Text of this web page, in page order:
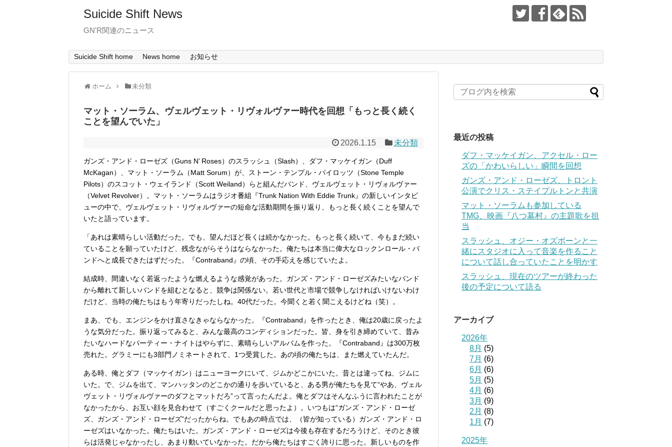
Suicide Shift News
GN'R関連のニュース
Suicide Shift home News home お知らせ
ホーム 未分類
マット・ソーラム、ヴェルヴェット・リヴォルヴァー時代を回想「もっと長く続く
ことを望んでいた」
2026.1.15 未分類
ガンズ・アンド・ローゼズ（Guns N’ Roses）のスラッシュ（Slash）、ダフ・マッケイガン（Duff
McKagan）、マット・ソーラム（Matt Sorum）が、ストーン・テンプル・パイロッツ（Stone Temple
Pilots）のスコット・ウェイランド（Scott Weiland）らと組んだバンド、ヴェルヴェット・リヴォルヴァー
（Velvet Revolver）。マット・ソーラムはラジオ番組『Trunk Nation With Eddie Trunk』の新しいインタビ
ューの中で、ヴェルヴェット・リヴォルヴァーの短命な活動期間を振り返り、もっと長く続くことを望んで
いたと語っています。
「あれは素晴らしい活動だった。でも、望んだほど長くは続かなかった。もっと長く続いて、今もまだ続い
ていることを願っていたけど、残念ながらそうはならなかった。俺たちは本当に偉大なロックンロール・バ
ンドへと成長できたはずだった。『Contraband』の頃、その手応えを感じていたよ。
結成時、間違いなく若返ったような燃えるような感覚があった。ガンズ・アンド・ローゼズみたいなバンド
から離れて新しいバンドを組むとなると、競争は関係ない。若い世代と市場で競争しなければいけないわけ
だけど、当時の俺たちはもう年寄りだったしね。40代だった。今聞くと若く聞こえるけどね（笑）。
まあ、でも、エンジンをかけ直さなきゃならなかった。『Contraband』を作ったとき、俺は20歳に戻ったよ
うな気分だった。振り返ってみると、みんな最高のコンディションだった。皆、身を引き締めていて、昔み
たいなハードなパーティー・ナイトはやらずに、素晴らしいアルバムを作った。『Contraband』は300万枚
売れた。グラミーにも3部門ノミネートされて、1つ受賞した。あの頃の俺たちは、また燃えていたんだ。
ある時、俺とダフ（マッケイガン）はニューヨークにいて、ジムかどこかにいた。昔とは違ってね、ジムに
いた。で、ジムを出て、マンハッタンのどこかの通りを歩いていると、ある男が俺たちを見て“やあ、ヴェル
ヴェット・リヴォルヴァーのダフとマットだろ”って言ったんだよ。俺とダフはそんなふうに言われたことが
なかったから、お互い顔を見合わせて（すごくクールだと思ったよ）。いつもは“ガンズ・アンド・ローゼ
ズ、ガンズ・アンド・ローゼズ”だったからね。でもあの時点では、（皆が知っている）ガンズ・アンド・ロ
ーゼズはいなかった。俺たちはいた。ガンズ・アンド・ローゼズは今後も存在するだろうけど、そのとき彼
らは活発じゃなかったし、あまり動いていなかった。だから俺たちはすごく誇りに思った。新しいものを作
最近の投稿
ダフ・マッケイガン、アクセル・ロー
ズの「かわいらしい」瞬間を回想
ガンズ・アンド・ローゼズ、トロント
公演でクリス・ステイプルトンと共演
マット・ソーラムも参加している
TMG、映画『八つ墓村』の主題歌を担
当
スラッシュ、オジー・オズボーンと一
緒にスタジオに入って音楽を作ること
について話し合っていたことを明かす
スラッシュ、現在のツアーが終わった
後の予定について語る
アーカイブ
2026年
8月 (5)
7月 (6)
6月 (6)
5月 (5)
4月 (6)
3月 (9)
2月 (8)
1月 (7)
2025年